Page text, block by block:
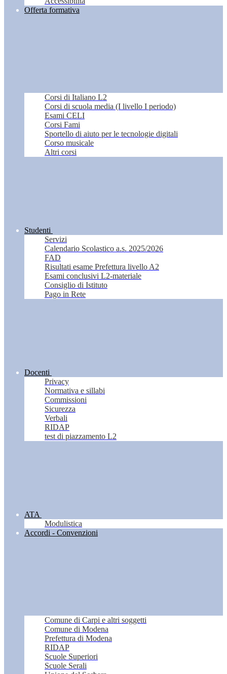
Offerta formativa
Corsi di Italiano L2
Corsi di scuola media (I livello I periodo)
Esami CELI
Corsi Fami
Sportello di aiuto per le tecnologie digitali
Corso musicale
Altri corsi
Studenti
Servizi
Calendario Scolastico a.s. 2025/2026
FAD
Risultati esame Prefettura livello A2
Esami conclusivi L2-materiale
Consiglio di Istituto
Pago in Rete
Docenti
Privacy
Normativa e sillabi
Commissioni
Sicurezza
Verbali
RIDAP
test di piazzamento L2
ATA
Modulistica
Accordi - Convenzioni
Comune di Carpi e altri soggetti
Comune di Modena
Prefettura di Modena
RIDAP
Scuole Superiori
Scuole Serali